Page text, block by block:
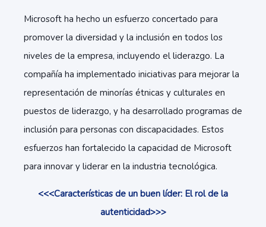
Microsoft ha hecho un esfuerzo concertado para
promover la diversidad y la inclusión en todos los
niveles de la empresa, incluyendo el liderazgo. La
compañía ha implementado iniciativas para mejorar la
representación de minorías étnicas y culturales en
puestos de liderazgo, y ha desarrollado programas de
inclusión para personas con discapacidades. Estos
esfuerzos han fortalecido la capacidad de Microsoft
para innovar y liderar en la industria tecnológica.
<<<Características de un buen líder: El rol de la
autenticidad>>>